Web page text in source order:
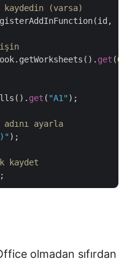
(varsa)
get (0
get ( "A1" );
ayarla
);
kaydet
olmadan sıfırdan